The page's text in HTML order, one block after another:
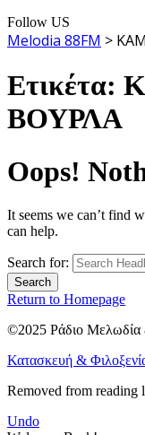
Follow US
Melodia 88FM >
Ετικέτα:
ΒΟΥΡΛΑ
Oops!
It seems we can’t find
can help.
Search for:
Return to Homepage
©2025 Ράδιο Μελωδία
Κατασκευή &
Removed from reading
Undo